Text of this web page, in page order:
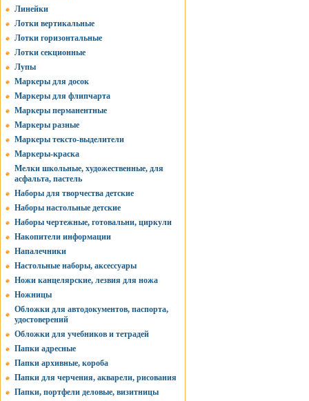
Линейки
Лотки вертикальные
Лотки горизонтальные
Лотки секционные
Лупы
Маркеры для досок
Маркеры для флипчарта
Маркеры перманентные
Маркеры разные
Маркеры тексто-выделители
Маркеры-краска
Мелки школьные, художественные, для
асфальта, пастель
Наборы для творчества детские
Наборы настольные детские
Наборы чертежные, готовальни, циркули
Накопители информации
Напалечники
Настольные наборы, аксессуары
Ножи канцелярские, лезвия для ножа
Ножницы
Обложки для автодокументов, паспорта,
удостоверений
Обложки для учебников и тетрадей
Папки адресные
Папки архивные, короба
Папки для черчения, акварели, рисования
Папки, портфели деловые, визитницы